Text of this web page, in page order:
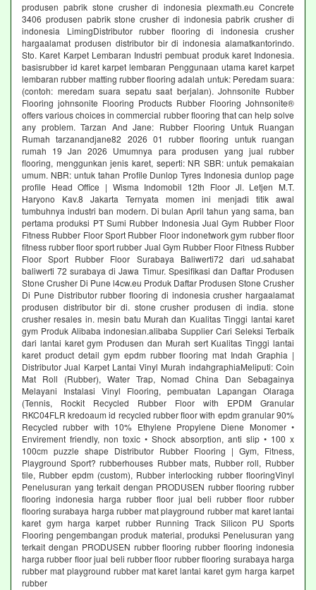
produsen pabrik stone crusher di indonesia plexmath.eu Concrete
3406 produsen pabrik stone crusher di indonesia pabrik crusher di
indonesia LimingDistributor rubber flooring di indonesia crusher
hargaalamat produsen distributor bir di indonesia alamatkantorindo.
Sto. Karet Karpet Lembaran Industri pembuat produk karet Indonesia.
basisrubber id karet karpet lembaran Penggunaan utama karet karpet
lembaran rubber matting rubber flooring adalah untuk: Peredam suara:
(contoh: meredam suara sepatu saat berjalan). Johnsonite Rubber
Flooring johnsonite Flooring Products Rubber Flooring Johnsonite®
offers various choices in commercial rubber flooring that can help solve
any problem. Tarzan And Jane: Rubber Flooring Untuk Ruangan
Rumah tarzanandjane82 2026 01 rubber flooring untuk ruangan
rumah 19 Jan 2026 Umumnya para produsen yang jual rubber
flooring, menggunkan jenis karet, seperti: NR SBR: untuk pemakaian
umum. NBR: untuk tahan Profile Dunlop Tyres Indonesia dunlop page
profile Head Office | Wisma Indomobil 12th Floor Jl. Letjen M.T.
Haryono Kav.8 Jakarta Ternyata momen ini menjadi titik awal
tumbuhnya industri ban modern. Di bulan April tahun yang sama, ban
pertama produksi PT Sumi Rubber Indonesia Jual Gym Rubber Floor
Fitness Rubber Floor Sport Rubber Floor indonetwork gym rubber floor
fitness rubber floor sport rubber Jual Gym Rubber Floor Fitness Rubber
Floor Sport Rubber Floor Surabaya Baliwerti72 dari ud.sahabat
baliwerti 72 surabaya di Jawa Timur. Spesifikasi dan Daftar Produsen
Stone Crusher Di Pune l4cw.eu Produk Daftar Produsen Stone Crusher
Di Pune Distributor rubber flooring di indonesia crusher hargaalamat
produsen distributor bir di. stone crusher produsen di india. stone
crusher resales in. mesin batu Murah dan Kualitas Tinggi lantai karet
gym Produk Alibaba indonesian.alibaba Supplier Cari Seleksi Terbaik
dari lantai karet gym Produsen dan Murah sert Kualitas Tinggi lantai
karet product detail gym epdm rubber flooring mat Indah Graphia |
Distributor Jual Karpet Lantai Vinyl Murah indahgraphiaMeliputi: Coin
Mat Roll (Rubber), Water Trap, Nomad China Dan Sebagainya
Melayani Instalasi Vinyl Flooring, pembuatan Lapangan Olaraga
(Tennis, Rockit Recycled Rubber Floor with EPDM Granular
RKC04FLR kredoaum id recycled rubber floor with epdm granular 90%
Recycled rubber with 10% Ethylene Propylene Diene Monomer •
Envirement friendly, non toxic • Shock absorption, anti slip • 100 x
100cm puzzle shape Distributor Rubber Flooring | Gym, Fitness,
Playground Sport? rubberhouses Rubber mats, Rubber roll, Rubber
tile, Rubber epdm (custom), Rubber interlocking rubber flooringVinyl
Penelusuran yang terkait dengan PRODUSEN rubber flooring rubber
flooring indonesia harga rubber floor jual beli rubber floor rubber
flooring surabaya harga rubber mat playground rubber mat karet lantai
karet gym harga karpet rubber Running Track Silicon PU Sports
Flooring pengembangan produk material, produksi Penelusuran yang
terkait dengan PRODUSEN rubber flooring rubber flooring indonesia
harga rubber floor jual beli rubber floor rubber flooring surabaya harga
rubber mat playground rubber mat karet lantai karet gym harga karpet
rubber